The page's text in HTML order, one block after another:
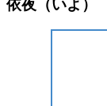
依夜（いよ）